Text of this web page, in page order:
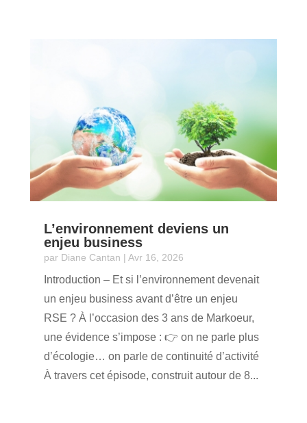
L’environnement deviens un
enjeu business
par Diane Cantan | Avr 16, 2026
Introduction – Et si l’environnement devenait
un enjeu business avant d’être un enjeu
RSE ? À l’occasion des 3 ans de Markoeur,
une évidence s’impose : 👉 on ne parle plus
d’écologie… on parle de continuité d’activité
À travers cet épisode, construit autour de 8...